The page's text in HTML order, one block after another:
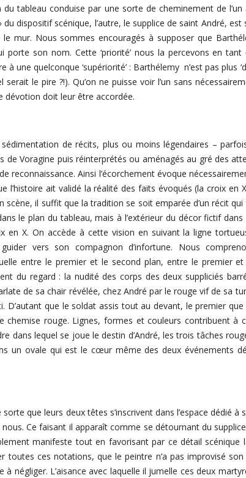
tableau conduise par une sorte de cheminement de l’un
dispositif scénique, l’autre, le supplice de saint André, est
le mur. Nous sommes encouragés à supposer que
porte son nom. Cette ‘priorité’ nous la percevons en tant
une quelconque ‘supériorité’ : Barthélemy n’est pas plus
le pire ?!). Qu’on ne puisse voir l’un sans
dévotion doit leur être accordée.
de récits, plus ou moins légendaires –
de Voragine puis réinterprétés ou aménagés au gré des
reconnaissance. Ainsi l’écorchement évoque
l’histoire ait validé la réalité des faits évoqués (la croix en
il suffit que la tradition se soit emparée d’un récit qui
le plan du tableau, mais à l’extérieur du décor fictif
en X. On accède à cette vision en suivant la ligne
vers son compagnon d’infortune. Nous
entre le premier et le second plan, entre le premier et
du regard : la nudité des corps des deux suppliciés
de sa chair révélée, chez André par le rouge vif de sa
D’autant que le soldat assis tout au devant, le premier
rouge. Lignes, formes et couleurs contribuent à
dans lequel se joue le destin d’André, les trois tâches
un ovale qui est le cœur même des deux événements
que leurs deux têtes s’inscrivent dans l’espace dédié à
Ce faisant il apparaît comme se détournant du
manifeste tout en favorisant par ce détail scénique
ces notations, que le peintre n’a pas improvisé son
négliger. L’aisance avec laquelle il jumelle ces deux